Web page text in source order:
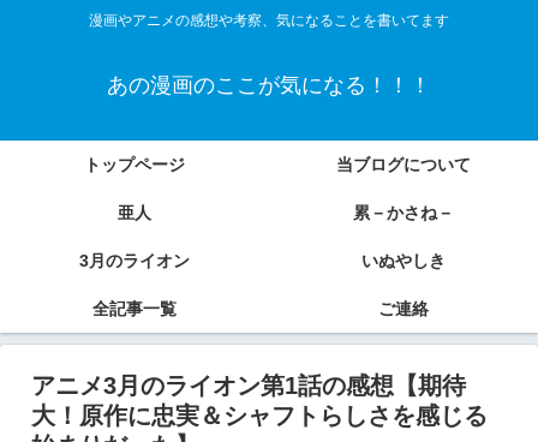
漫画やアニメの感想や考察、気になることを書いてます
あの漫画のここが気になる！！！
トップページ 当ブログについて
亜人 累－かさね－
3月のライオン いぬやしき
全記事一覧 ご連絡
アニメ3月のライオン第1話の感想【期待
大！原作に忠実＆シャフトらしさを感じる